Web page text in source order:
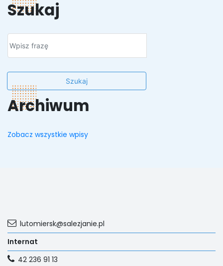
Szukaj
Archiwum
Zobacz wszystkie wpisy
lutomiersk@salezjanie.pl
Internat
42 236 91 13